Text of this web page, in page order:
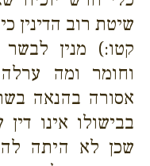
שיטת רוב הדינין
קטו:) מנין
וחומר ומה
אסורה בהנאה
בבישולו אינו
שכן לא היתה